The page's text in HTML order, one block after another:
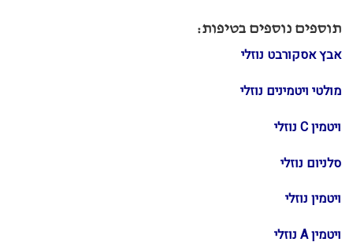
תוספים נוספים בטיפות:
אבץ אסקורבט נוזלי
מולטי ויטמינים נוזלי
ויטמין C נוזלי
סלניום נוזלי
ויטמין נוזלי
ויטמין A נוזלי